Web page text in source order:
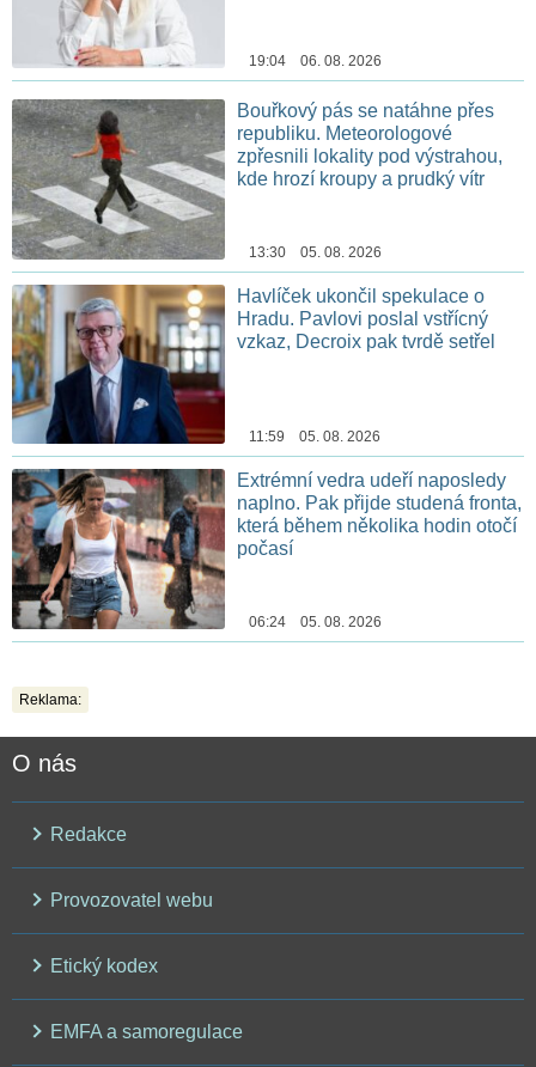
19:04 06. 08. 2026
Bouřkový pás se natáhne přes
republiku. Meteorologové
zpřesnili lokality pod výstrahou,
kde hrozí kroupy a prudký vítr
13:30 05. 08. 2026
Havlíček ukončil spekulace o
Hradu. Pavlovi poslal vstřícný
vzkaz, Decroix pak tvrdě setřel
11:59 05. 08. 2026
Extrémní vedra udeří naposledy
naplno. Pak přijde studená fronta,
která během několika hodin otočí
počasí
06:24 05. 08. 2026
Reklama:
O nás
Redakce
Provozovatel webu
Etický kodex
EMFA a samoregulace